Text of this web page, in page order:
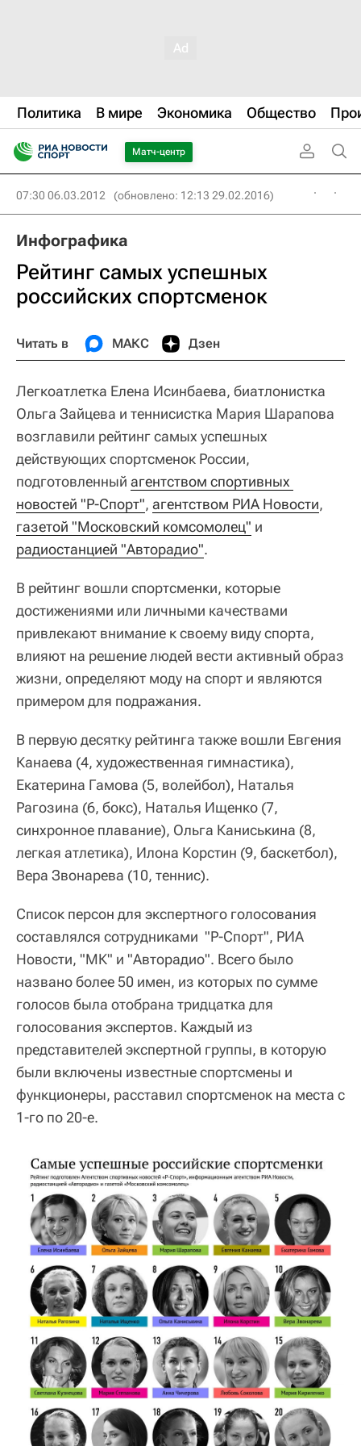
Политика В мире Экономика Общество
Матч-центр
07:30 06.03.2012 (обновлено: 12:13 29.02.2016)
Инфографика
Рейтинг самых успешных
российских спортсменок
Читать в МАКС Дзен
Легкоатлетка Елена Исинбаева, биатлонистка
Ольга Зайцева и теннисистка Мария Шарапова
возглавили рейтинг самых успешных
действующих спортсменок России,
подготовленный агентством спортивных
новостей "Р-Спорт", агентством РИА Новости,
газетой "Московский комсомолец" и
радиостанцией "Авторадио".
В рейтинг вошли спортсменки, которые
достижениями или личными качествами
привлекают внимание к своему виду спорта,
влияют на решение людей вести активный образ
жизни, определяют моду на спорт и являются
примером для подражания.
В первую десятку рейтинга также вошли Евгения
Канаева (4, художественная гимнастика),
Екатерина Гамова (5, волейбол), Наталья
Рагозина (6, бокс), Наталья Ищенко (7,
синхронное плавание), Ольга Каниськина (8,
легкая атлетика), Илона Корстин (9, баскетбол),
Вера Звонарева (10, теннис).
Список персон для экспертного голосования
составлялся сотрудниками "Р-Спорт", РИА
Новости, "МК" и "Авторадио". Всего было
названо более 50 имен, из которых по сумме
голосов была отобрана тридцатка для
голосования экспертов. Каждый из
представителей экспертной группы, в которую
были включены известные спортсмены и
функционеры, расставил спортсменок на места с
1-го по 20-е.